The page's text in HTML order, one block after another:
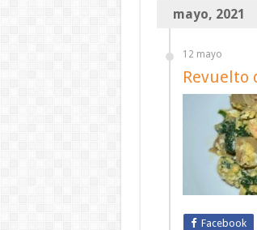
mayo, 2021
12 mayo
Revuelto
Facebook